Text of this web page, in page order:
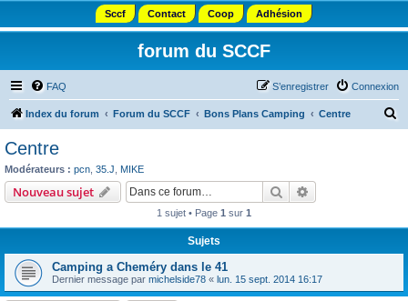
Sccf Contact Coop Adhésion
forum du SCCF
FAQ Connexion
S’enregistrer
Index du forum Forum du SCCF Bons Plans Camping Centre
Centre
Modérateurs : pcn 35.J MIKE
Nouveau sujet Rechercher
1 sujet • Page 1 sur 1
Sujets
Camping a Cheméry dans le 41
Dernier message par michelside78 « lun. 15 sept. 2014 16:17